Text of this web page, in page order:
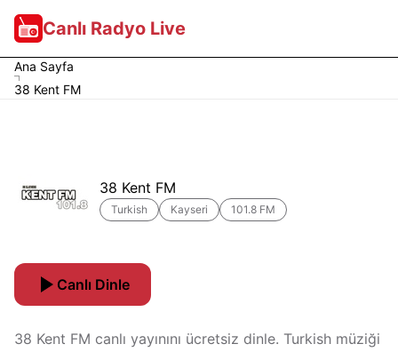
Canlı Radyo Live
Ana Sayfa
38 Kent FM
38 Kent FM
Turkish Kayseri 101.8 FM
Canlı Dinle
38 Kent FM canlı yayınını ücretsiz dinle. Turkish müziği